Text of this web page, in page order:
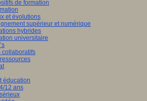
de formation
et évolutions
supérieur et numérique
hybrides
universitaire
collaboratifs
éducation
12 ans